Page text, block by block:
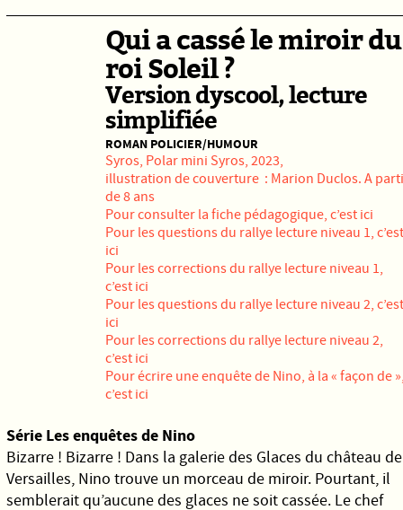
Qui a cassé le miroir du
roi Soleil ?
Version dyscool, lecture
simplifiée
ROMAN POLICIER/HUMOUR
Syros, Polar mini Syros, 2023,
illustration de couverture : Marion Duclos. A
de 8 ans
Pour consulter la fiche pédagogique, c’est ici
Pour les questions du rallye lecture niveau 1, c’est
ici
Pour les corrections du rallye lecture niveau 1,
c’est ici
Pour les questions du rallye lecture niveau 2, c’est
ici
Pour les corrections du rallye lecture niveau 2,
c’est ici
Pour écrire une enquête de Nino, à la « façon de
c’est ici
Série Les enquêtes de Nino
Bizarre ! Bizarre ! Dans la galerie des Glaces du château de
Versailles, Nino trouve un morceau de miroir. Pourtant, il
semblerait qu’aucune des glaces ne soit cassée. Le chef